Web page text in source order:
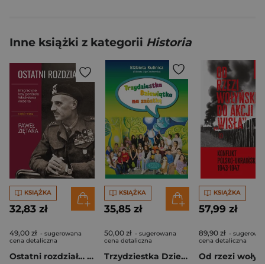
Inne książki z kategorii Historia
KSIĄŻKA
32,83 zł
49,00 zł - sugerowana
cena detaliczna
Ostatni rozdział… Emigracyjne losy generała Władysława Andersa
KSIĄŻKA
35,85 zł
50,00 zł - sugerowana
cena detaliczna
Trzydziestka Dziewiątka na szóstkę
KSIĄŻKA
57,99 zł
89,90 zł -
cena detaliczna